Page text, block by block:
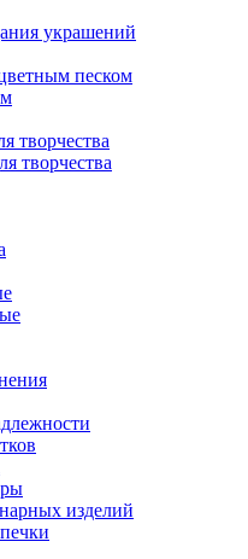
украшений
песком
творчества
творчества
изделий